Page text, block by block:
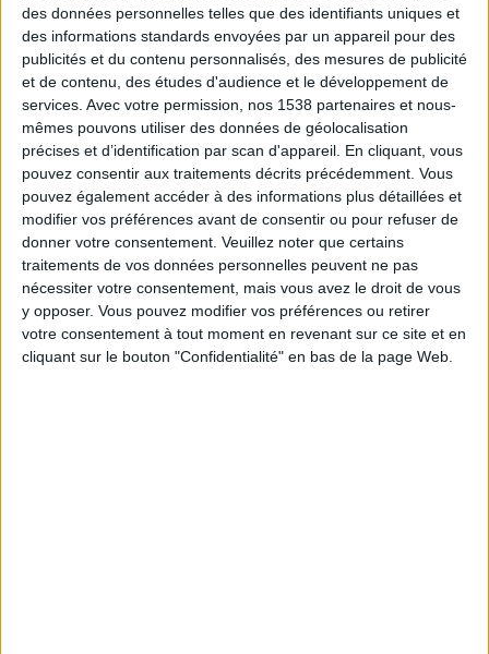
des données personnelles telles que des identifiants uniques et
des informations standards envoyées par un appareil pour des
publicités et du contenu personnalisés, des mesures de publicité
et de contenu, des études d'audience et le développement de
services. Avec votre permission, nos 1538 partenaires et nous-
mêmes pouvons utiliser des données de géolocalisation
précises et d’identification par scan d'appareil. En cliquant, vous
pouvez consentir aux traitements décrits précédemment. Vous
pouvez également accéder à des informations plus détaillées et
modifier vos préférences avant de consentir ou pour refuser de
donner votre consentement. Veuillez noter que certains
traitements de vos données personnelles peuvent ne pas
nécessiter votre consentement, mais vous avez le droit de vous
y opposer. Vous pouvez modifier vos préférences ou retirer
votre consentement à tout moment en revenant sur ce site et en
cliquant sur le bouton "Confidentialité" en bas de la page Web.
Combien de kilos souhaitez-vous perdre ?
Moins de
5 kilos
De 5 à 10
kilos
Plus de
10 kilos
Webinaires en direct Voir tout
Chaque semaine, posez vos questions en live
en participant à des vidéo-conférences avec
Jean-Michel et les diététiciennes du
programme.